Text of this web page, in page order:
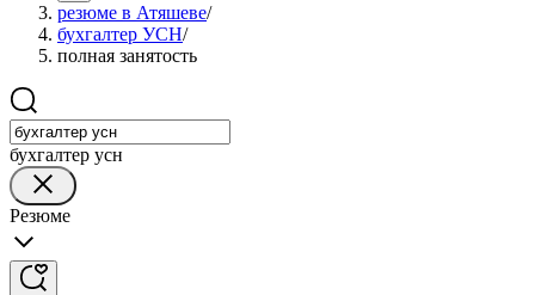
резюме в Атяшеве/
бухгалтер УСН/
полная занятость
бухгалтер усн
Резюме